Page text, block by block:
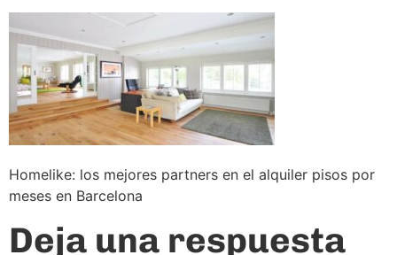
Homelike: los mejores partners en el alquiler pisos por
meses en Barcelona
Deja una respuesta